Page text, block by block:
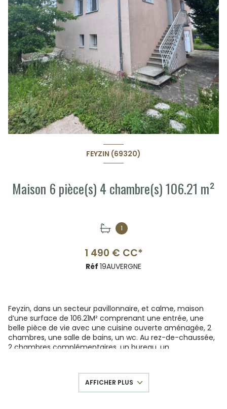
FEYZIN (69320)
Maison 6 pièce(s) 4 chambre(s) 106.21 m²
1
1 490 € CC*
Réf 19AUVERGNE
Feyzin, dans un secteur pavillonnaire, et calme, maison
d’une surface de 106.21M² comprenant une entrée, une
belle pièce de vie avec une cuisine ouverte aménagée, 2
chambres, une salle de bains, un wc. Au rez-de-chaussée,
2 chambres complémentaires, un bureau, un
La prise de rendez-vous s'effectue en ligne, merci de vous
rediriger sur notre site IBT GESTION et de cliquer sur la
"prendre rendez-vous", celle-ci se situe au
AFFICHER PLUS